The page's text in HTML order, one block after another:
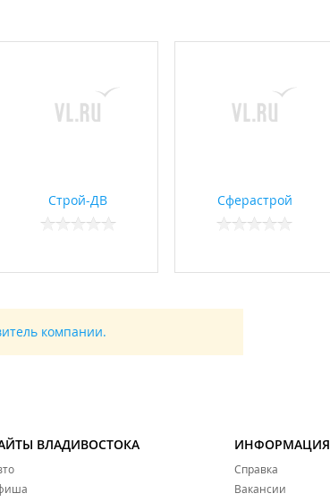
Строй-ДВ Сферастрой
компании.
ВЛАДИВОСТОКА ИНФОРМАЦИЯ
Справка
Вакансии